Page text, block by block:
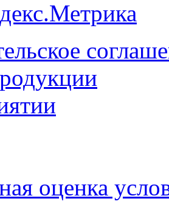
оценка